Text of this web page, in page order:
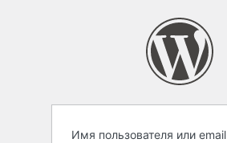
Имя пользователя или email